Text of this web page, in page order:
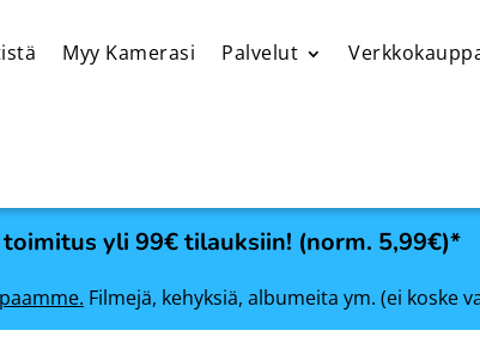
Myy Kamerasi Palvelut
yli 99€ tilauksiin! (norm. 5,99€)*
Filmejä, kehyksiä, albumeita ym. (ei koske